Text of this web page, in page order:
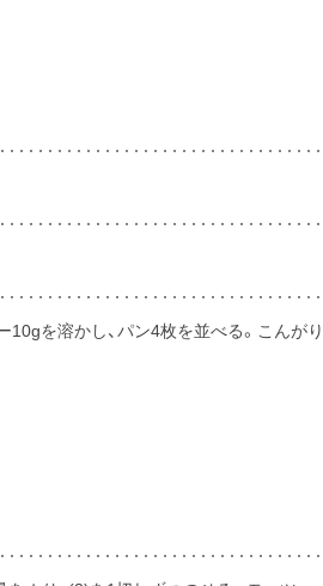
を溶かし、パン4枚を並べる。こんがり